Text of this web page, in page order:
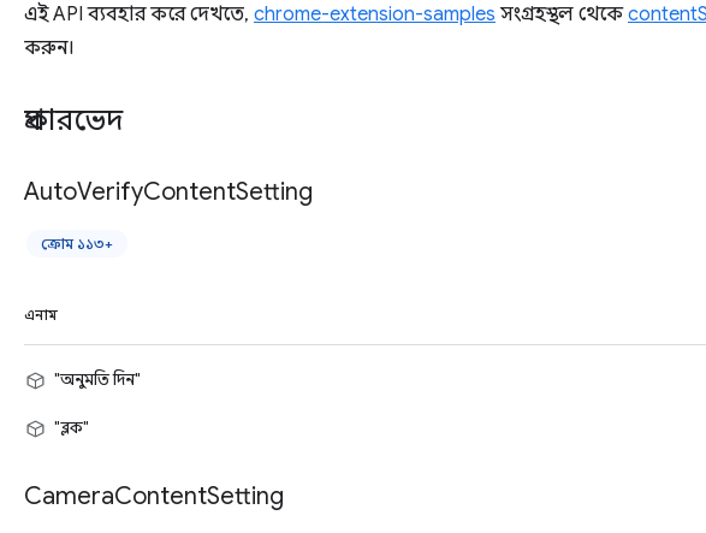
এই API ব্যবহার করে দেখতে, chrome-extension-samples সংগ্রহস্থল থেকে
করুন।
প্রকারভেদ
AutoVerifyContentSetting
ক্রোম ১১৩+
এনাম
"অনুমতি দিন"
"ব্লক"
CameraContentSetting